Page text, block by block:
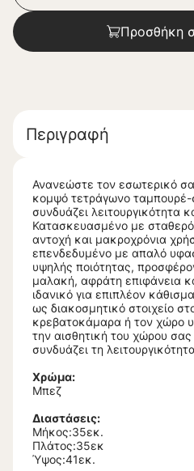
Προσθήκη
Περιγραφή
Ανανεώστε τον εσωτερικό
κομψό τετράγωνο
συνδυάζει λειτουργικότητα
Κατασκευασμένο με σταθερό
αντοχή και μακροχρόνια
επενδεδυμένο με απαλό
υψηλής ποιότητας,
μαλακή, αφράτη επιφάνεια
ιδανικό για επιπλέον
ως διακοσμητικό στοιχείο
κρεβατοκάμαρα ή τον χώρο
την αισθητική του χώρου
συνδυάζει τη
Χρώμα:
Μπεζ
Διαστάσεις:
Mήκος:35εκ.
Πλάτος:35εκ
Ύψος:41εκ.